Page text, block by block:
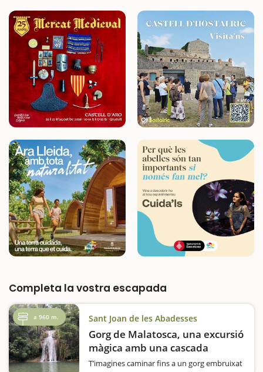
Completa la vostra escapada
a 960 m. Sant Joan de les Abadesses
Gorg de Malatosca, una excursió
màgica amb una cascada
T’imagines caminar fins a un gorg embruixat